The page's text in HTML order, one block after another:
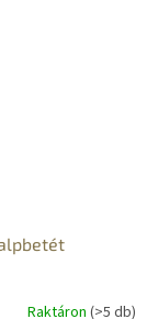
Raktáron (>5 db)